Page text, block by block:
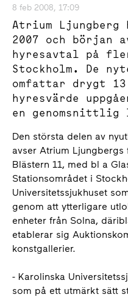
8 feb 2008, 17:09
Atrium Ljungberg
2007 och början
hyresavtal på
Stockholm. De
omfattar drygt
hyresvärde
en
Den största delen av
avser Atrium Ljungbergs
Blästern 11, med bl a
Stationsområdet i
Universitetssjukhuset
genom att ytterligare
enheter från Solna,
etablerar sig
konstgallerier.
- Karolinska
som på ett utmärkt sätt